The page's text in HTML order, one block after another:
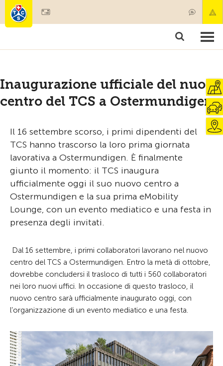
Societariato & prestazioni
Inaugurazione ufficiale del nuovo
centro del TCS a Ostermundigen
Il 16 settembre scorso, i primi dipendenti del
TCS hanno trascorso la loro prima giornata
lavorativa a Ostermundigen. È finalmente
giunto il momento: il TCS inaugura
ufficialmente oggi il suo nuovo centro a
Ostermundigen e la sua prima eMobility
Lounge, con un evento mediatico e una festa in
presenza degli invitati.
Dal 16 settembre, i primi collaboratori lavorano nel nuovo
centro del TCS a Ostermundigen. Entro la metà di ottobre,
dovrebbe concludersi il trasloco di tutti i 560 collaboratori
nei loro nuovi uffici. In occasione di questo trasloco, il
nuovo centro sarà ufficialmente inaugurato oggi, con
l’organizzazione di un evento mediatico e una festa.